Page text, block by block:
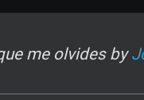
me olvides by